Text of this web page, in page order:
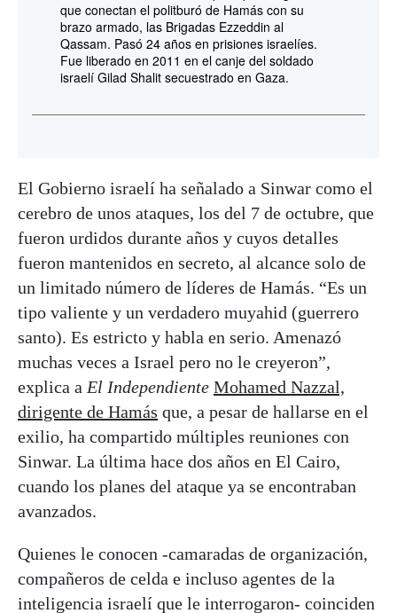
que conectan el politburó de Hamás con su
brazo armado, las Brigadas Ezzeddin al
Qassam. Pasó 24 años en prisiones israelíes.
Fue liberado en 2011 en el canje del soldado
israelí Gilad Shalit secuestrado en Gaza.
El Gobierno israelí ha señalado a Sinwar como el
cerebro de unos ataques, los del 7 de octubre, que
fueron urdidos durante años y cuyos detalles
fueron mantenidos en secreto, al alcance solo de
un limitado número de líderes de Hamás. “Es un
tipo valiente y un verdadero muyahid (guerrero
santo). Es estricto y habla en serio. Amenazó
muchas veces a Israel pero no le creyeron”,
explica a El Independiente Mohamed Nazzal,
dirigente de Hamás que, a pesar de hallarse en el
exilio, ha compartido múltiples reuniones con
Sinwar. La última hace dos años en El Cairo,
cuando los planes del ataque ya se encontraban
avanzados.
Quienes le conocen -camaradas de organización,
compañeros de celda e incluso agentes de la
inteligencia israelí que le interrogaron- coinciden